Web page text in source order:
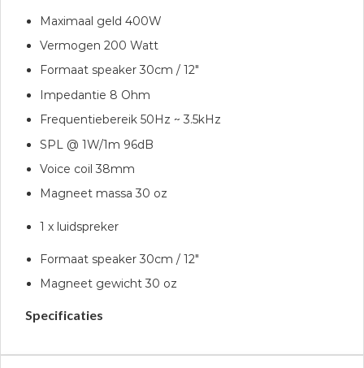
Maximaal geld 400W
Vermogen 200 Watt
Formaat speaker 30cm / 12″
Impedantie 8 Ohm
Frequentiebereik 50Hz ~ 3.5kHz
SPL @ 1W/1m 96dB
Voice coil 38mm
Magneet massa 30 oz
1 x luidspreker
Formaat speaker 30cm / 12″
Magneet gewicht 30 oz
Specificaties